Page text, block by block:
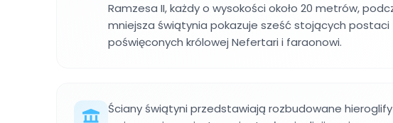
Ramzesa II, każdy o wysokości około 20 metrów,
mniejsza świątynia pokazuje sześć stojących postaci
poświęconych królowej Nefertari i faraonowi.
Ściany świątyni przedstawiają rozbudowane